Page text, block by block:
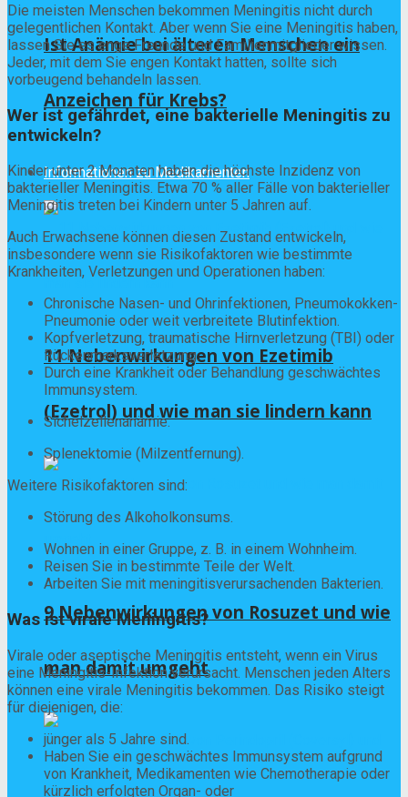
Ist Anämie bei älteren Menschen ein
Anzeichen für Krebs?
Informationen zu Medikamenten
11 Nebenwirkungen von Ezetimib
(Ezetrol) und wie man sie lindern kann
9 Nebenwirkungen von Rosuzet und wie
man damit umgeht
Die meisten Menschen bekommen Meningitis nicht durch
gelegentlichen Kontakt. Aber wenn Sie eine Meningitis haben,
lassen Sie es enge Freunde und Familienmitglieder wissen.
Jeder, mit dem Sie engen Kontakt hatten, sollte sich
vorbeugend behandeln lassen.
Wer ist gefährdet, eine bakterielle Meningitis zu
entwickeln?
Kinder unter 2 Monaten haben die höchste Inzidenz von
bakterieller Meningitis. Etwa 70 % aller Fälle von bakterieller
Meningitis treten bei Kindern unter 5 Jahren auf.
Auch Erwachsene können diesen Zustand entwickeln,
insbesondere wenn sie Risikofaktoren wie bestimmte
Krankheiten, Verletzungen und Operationen haben:
Chronische Nasen- und Ohrinfektionen, Pneumokokken-
Pneumonie oder weit verbreitete Blutinfektion.
Kopfverletzung, traumatische Hirnverletzung (TBI) oder
Rückenmarksverletzung.
Durch eine Krankheit oder Behandlung geschwächtes
Immunsystem.
Sichelzellenanämie.
Splenektomie (Milzentfernung).
Weitere Risikofaktoren sind:
Störung des Alkoholkonsums.
Wohnen in einer Gruppe, z. B. in einem Wohnheim.
Reisen Sie in bestimmte Teile der Welt.
Arbeiten Sie mit meningitisverursachenden Bakterien.
Was ist virale Meningitis?
Virale oder aseptische Meningitis entsteht, wenn ein Virus
eine Meningitis-Infektion verursacht. Menschen jeden Alters
können eine virale Meningitis bekommen. Das Risiko steigt
für diejenigen, die:
jünger als 5 Jahre sind.
Haben Sie ein geschwächtes Immunsystem aufgrund
von Krankheit, Medikamenten wie Chemotherapie oder
kürzlich erfolgten Organ- oder